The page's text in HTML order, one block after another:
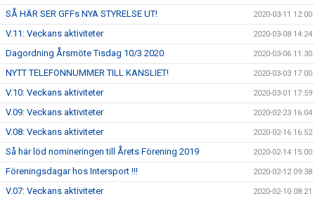
SÅ HÄR SER GFFs NYA STYRELSE UT! 2020-03-11 12:00
V.11: Veckans aktiviteter 2020-03-08 14:24
Dagordning Årsmöte Tisdag 10/3 2020 2020-03-06 11:30
NYTT TELEFONNUMMER TILL KANSLIET! 2020-03-03 17:00
V.10: Veckans aktiviteter 2020-03-01 17:59
V.09: Veckans aktiviteter 2020-02-23 16:04
V.08: Veckans aktiviteter 2020-02-16 16:52
Så här löd nomineringen till Årets Förening 2019 2020-02-14 15:00
Föreningsdagar hos Intersport !!! 2020-02-12 09:38
V.07: Veckans aktiviteter 2020-02-10 08:21